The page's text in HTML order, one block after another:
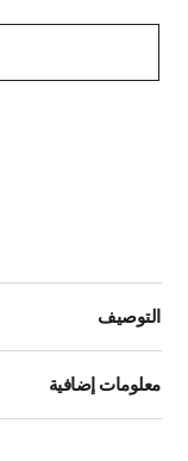
التوصيف
معلومات إضافية